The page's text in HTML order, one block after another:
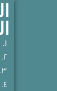
١. مزيل مكياج
٢. منظف حليبي
٣. كيراتول ٠٨
٤. حمض هيدرو ديفينس المعدني